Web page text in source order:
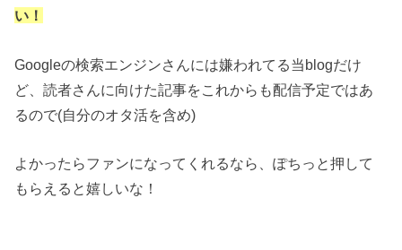
い！
Googleの検索エンジンさんには嫌われてる当blogだけ
ど、読者さんに向けた記事をこれからも配信予定ではあ
るので(自分のオタ活を含め)
よかったらファンになってくれるなら、ぽちっと押して
もらえると嬉しいな！